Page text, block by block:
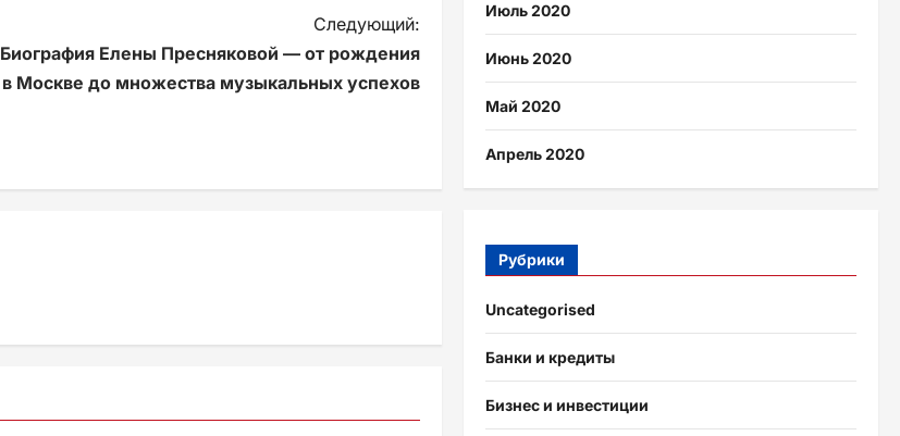
Следующий:
Биография Елены Пресняковой — от рождения
в Москве до множества музыкальных успехов
Июль 2020
Июнь 2020
Май 2020
Апрель 2020
Рубрики
Uncategorised
Банки и кредиты
Бизнес и инвестиции